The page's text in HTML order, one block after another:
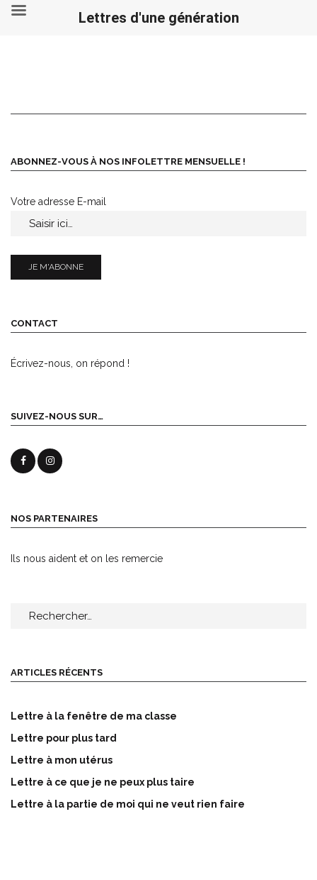
ABONNEZ-VOUS À NOS INFOLETTRE MENSUELLE !
Votre adresse E-mail
CONTACT
Écrivez-nous, on répond !
SUIVEZ-NOUS SUR…
NOS PARTENAIRES
Ils nous aident et on les remercie
Rechercher :
ARTICLES RÉCENTS
Lettre à la fenêtre de ma classe
Lettre pour plus tard
Lettre à mon utérus
Lettre à ce que je ne peux plus taire
Lettre à la partie de moi qui ne veut rien faire
Lettres d'une génération